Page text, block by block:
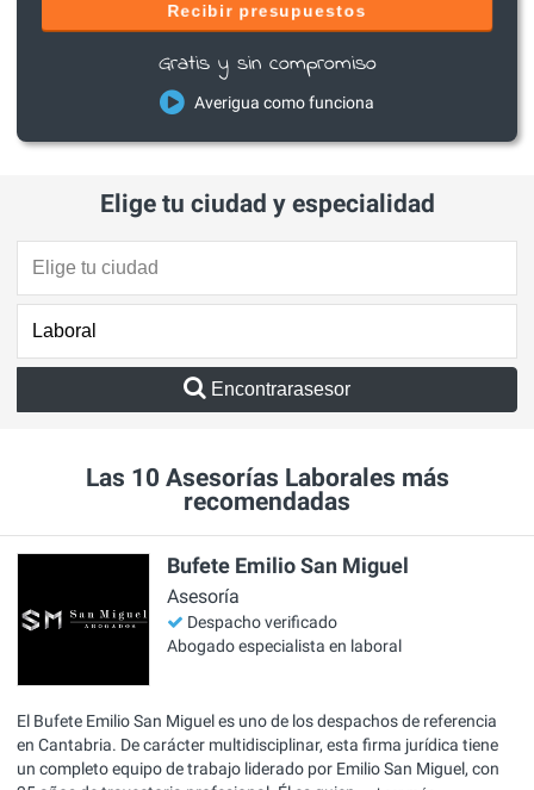
Recibir presupuestos
Gratis y sin compromiso
Averigua como funciona
Elige tu ciudad y especialidad
Encontrarasesor
Las 10 Asesorías Laborales más
recomendadas
Bufete Emilio San Miguel
Asesoría
Despacho verificado
Abogado especialista en laboral
El Bufete Emilio San Miguel es uno de los despachos de referencia
en Cantabria. De carácter multidisciplinar, esta firma jurídica tiene
un completo equipo de trabajo liderado por Emilio San Miguel, con